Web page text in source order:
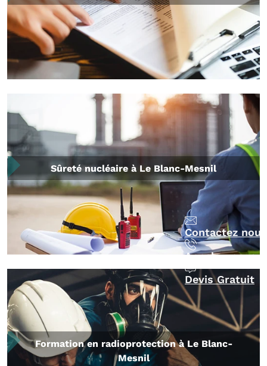
Contactez nous
Appelez-nous
Devis Gratuit
Sûreté nucléaire à Le Blanc-Mesnil
Formation en radioprotection à Le Blanc-
Mesnil